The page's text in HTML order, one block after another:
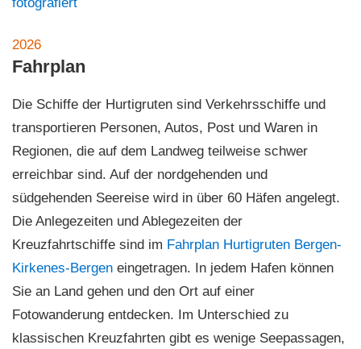
2026
Fahrplan
Die Schiffe der Hurtigruten sind Verkehrsschiffe und
transportieren Personen, Autos, Post und Waren in
Regionen, die auf dem Landweg teilweise schwer
erreichbar sind. Auf der nordgehenden und
südgehenden Seereise wird in über 60 Häfen angelegt.
Die Anlegezeiten und Ablegezeiten der
Kreuzfahrtschiffe sind im Fahrplan Hurtigruten Bergen-
Kirkenes-Bergen eingetragen. In jedem Hafen können
Sie an Land gehen und den Ort auf einer
Fotowanderung entdecken. Im Unterschied zu
klassischen Kreuzfahrten gibt es wenige Seepassagen,